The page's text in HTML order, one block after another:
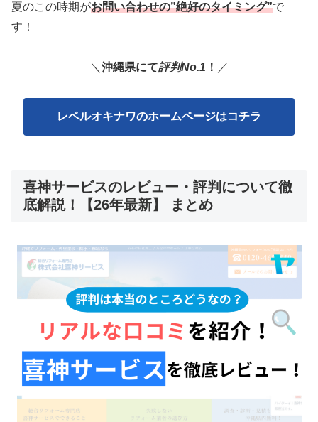
夏のこの時期がお問い合わせの”絶好のタイミング”で
す！
＼ 沖縄県にて評判No.1 ！ ／
レベルオキナワのホームページはコチラ
喜神サービスのレビュー・評判について徹
底解説！【26年最新】 まとめ